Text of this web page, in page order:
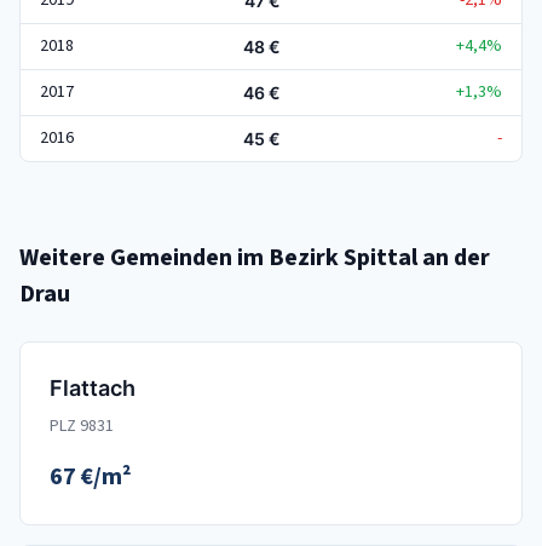
2018
48 €
+4,4%
2017
46 €
+1,3%
2016
45 € -
Weitere Gemeinden im Bezirk Spittal an der
Drau
Flattach
PLZ 9831
67 €/m²